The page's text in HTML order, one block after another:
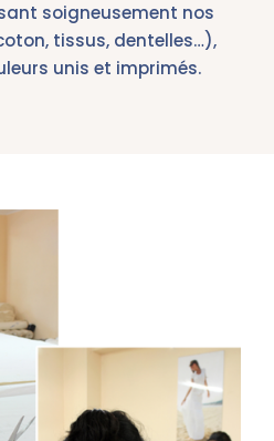
soigneusement nos
tissus, dentelles…),
unis et imprimés.